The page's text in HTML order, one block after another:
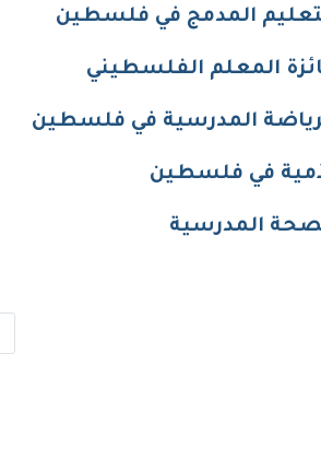
المدمج في فلسطين
المعلم الفلسطيني
المدرسية في فلسطين
في فلسطين
المدرسية